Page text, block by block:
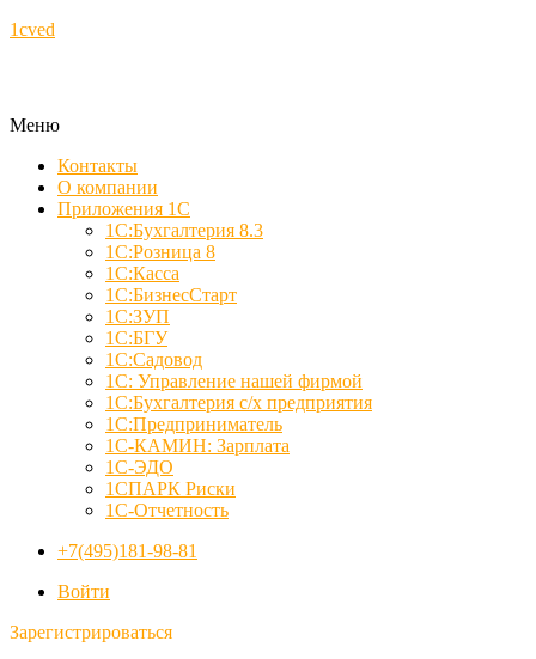
1cved
Меню
Контакты
О компании
Приложения 1С
1С:Бухгалтерия 8.3
1С:Розница 8
1С:Касса
1С:БизнесСтарт
1С:ЗУП
1С:БГУ
1С:Садовод
1С: Управление нашей фирмой
1С:Бухгалтерия с/х предприятия
1С:Предприниматель
1С-КАМИН: Зарплата
1С-ЭДО
1СПАРК Риски
1С-Отчетность
+7(495)181-98-81
Войти
Зарегистрироваться